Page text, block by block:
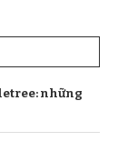
những